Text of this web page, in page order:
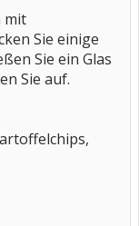
mit
Sie einige
Sie ein Glas
Sie auf.